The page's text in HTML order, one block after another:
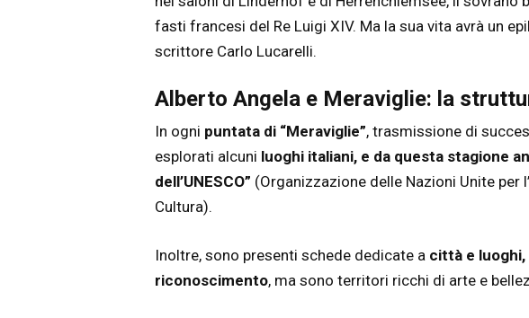
fasti francesi del Re Luigi XIV. Ma la sua vita avrà un
scrittore Carlo Lucarelli.
Alberto Angela e Meraviglie: la
In ogni puntata di “Meraviglie”, trasmissione di
esplorati alcuni luoghi italiani, e da questa stagione
dell’UNESCO” (Organizzazione delle Nazioni Unite per
Cultura).
Inoltre, sono presenti schede dedicate a città e
riconoscimento, ma sono territori ricchi di arte e